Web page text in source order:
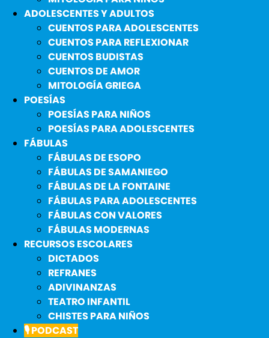
ADOLESCENTES Y ADULTOS
CUENTOS PARA ADOLESCENTES
CUENTOS PARA REFLEXIONAR
CUENTOS BUDISTAS
CUENTOS DE AMOR
MITOLOGÍA GRIEGA
POESÍAS
POESÍAS PARA NIÑOS
POESÍAS PARA ADOLESCENTES
FÁBULAS
FÁBULAS DE ESOPO
FÁBULAS DE SAMANIEGO
FÁBULAS DE LA FONTAINE
FÁBULAS PARA ADOLESCENTES
FÁBULAS CON VALORES
FÁBULAS MODERNAS
RECURSOS ESCOLARES
DICTADOS
REFRANES
ADIVINANZAS
TEATRO INFANTIL
CHISTES PARA NIÑOS
🎙️ PODCAST